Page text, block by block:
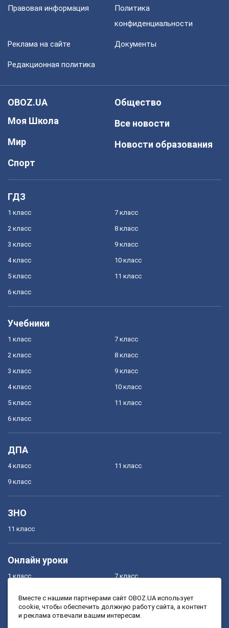
Правовая информация
Политика
конфиденциальности
Реклама на сайте Документы
Редакционная политика
OBOZ.UA
Моя Школа
Мир
Спорт
Общество
Все новости
Новости образования
ГДЗ
1 класс
2 класс
3 класс
4 класс
5 класс
6 класс
7 класс
8 класс
9 класс
10 класс
11 класс
Учебники
1 класс
2 класс
3 класс
4 класс
5 класс
6 класс
7 класс
8 класс
9 класс
10 класс
11 класс
ДПА
4 класс
9 класс
11 класс
ЗНО
11 класс
Онлайн уроки
1 класс
3 класс
7 класс
9 класс
Вместе с нашими партнерами сайт OBOZ.UA использует
cookie, чтобы обеспечить должную работу сайта, а контент
и реклама отвечали вашим интересам.